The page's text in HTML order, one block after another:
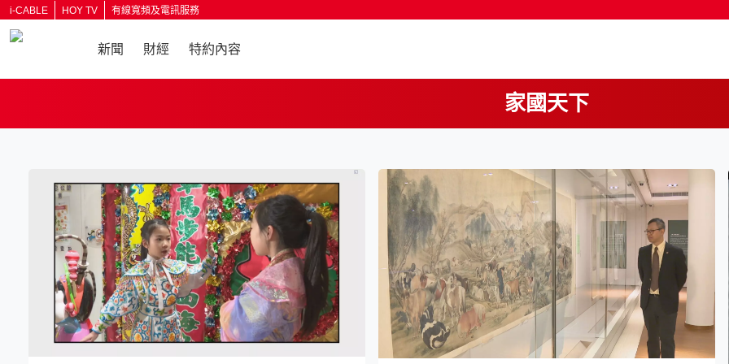
i-CABLE HOY TV 有線寬頻及電訊服務
新聞 財經 特約內容
家國天下
按輸入鍵開始搜尋